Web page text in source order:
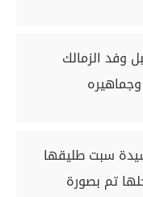
وفد الزمالك
سبت طليقها
تم بصورة